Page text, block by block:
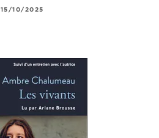
15/10/2025